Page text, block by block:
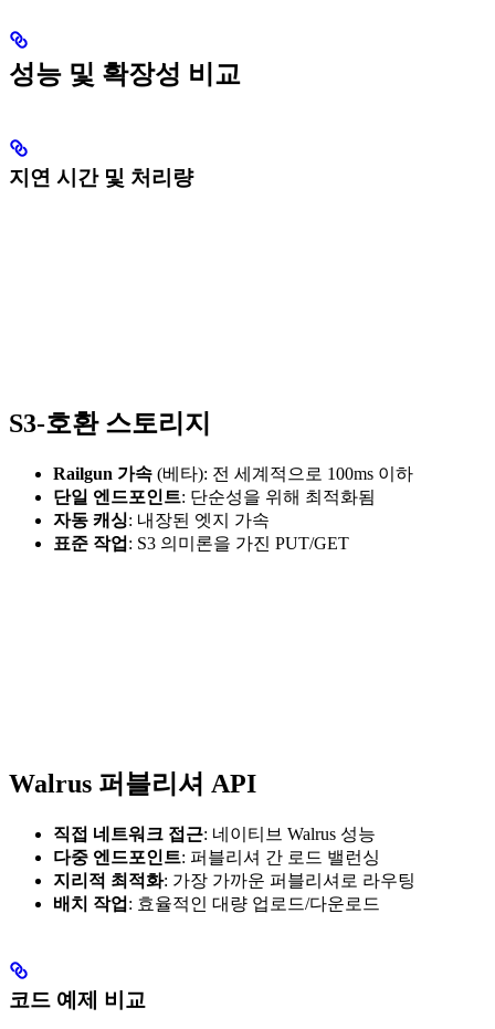
성능 및 확장성 비교
지연 시간 및 처리량
S3-호환 스토리지
Railgun 가속 (베타): 전 세계적으로 100ms 이하
단일 엔드포인트: 단순성을 위해 최적화됨
자동 캐싱: 내장된 엣지 가속
표준 작업 : S3 의미론을 가진 PUT/GET
Walrus 퍼블리셔 API
직접 네트워크 접근: 네이티브 Walrus 성능
다중 엔드포인트: 퍼블리셔 간 로드 밸런싱
지리적 최적화: 가장 가까운 퍼블리셔로 라우팅
배치 작업 : 효율적인 대량 업로드/다운로드
코드 예제 비교